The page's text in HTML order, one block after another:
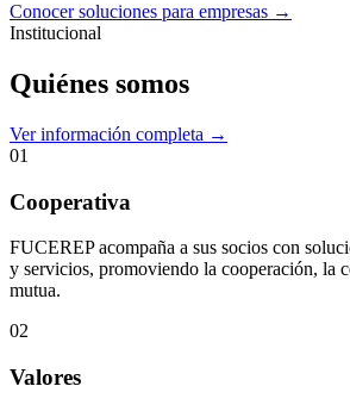
Conocer soluciones para empresas →
Institucional
Quiénes somos
Ver información completa →
01
Cooperativa
FUCEREP acompaña a sus socios con
y servicios, promoviendo la cooperación, la
mutua.
02
Valores